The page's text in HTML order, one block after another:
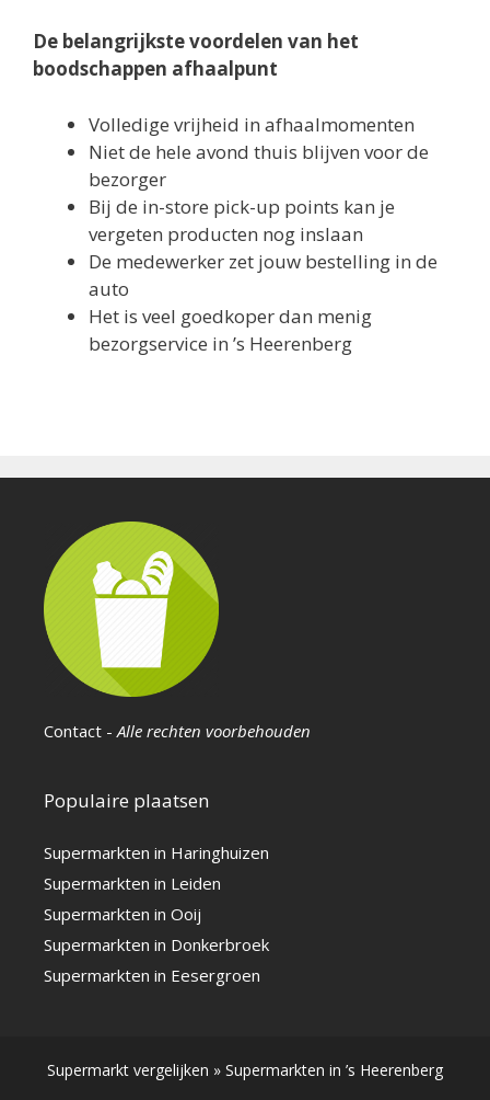
De belangrijkste voordelen van het
boodschappen afhaalpunt
Volledige vrijheid in afhaalmomenten
Niet de hele avond thuis blijven voor de
bezorger
Bij de in-store pick-up points kan je
vergeten producten nog inslaan
De medewerker zet jouw bestelling in de
auto
Het is veel goedkoper dan menig
bezorgservice in ’s Heerenberg
Contact -Alle rechten voorbehouden
Populaire plaatsen
Supermarkten in Haringhuizen
Supermarkten in Leiden
Supermarkten in Ooij
Supermarkten in Donkerbroek
Supermarkten in Eesergroen
Supermarkt vergelijken » Supermarkten in ’s Heerenberg